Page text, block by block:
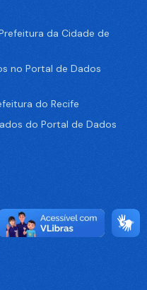
da Cidade de
no Portal de Dados
do Recife
do Portal de Dados